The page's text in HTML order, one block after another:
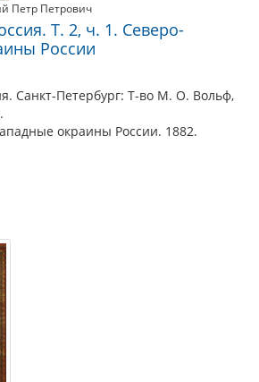
Петр Петрович
Т. 2, ч. 1. Северо-
России
Санкт-Петербург: Т-во М. О. Вольф,
окраины России. 1882.